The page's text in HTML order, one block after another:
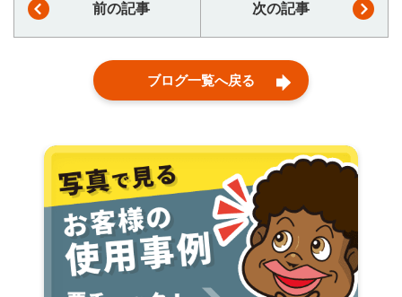
前の記事 次の記事
ブログ一覧へ戻る